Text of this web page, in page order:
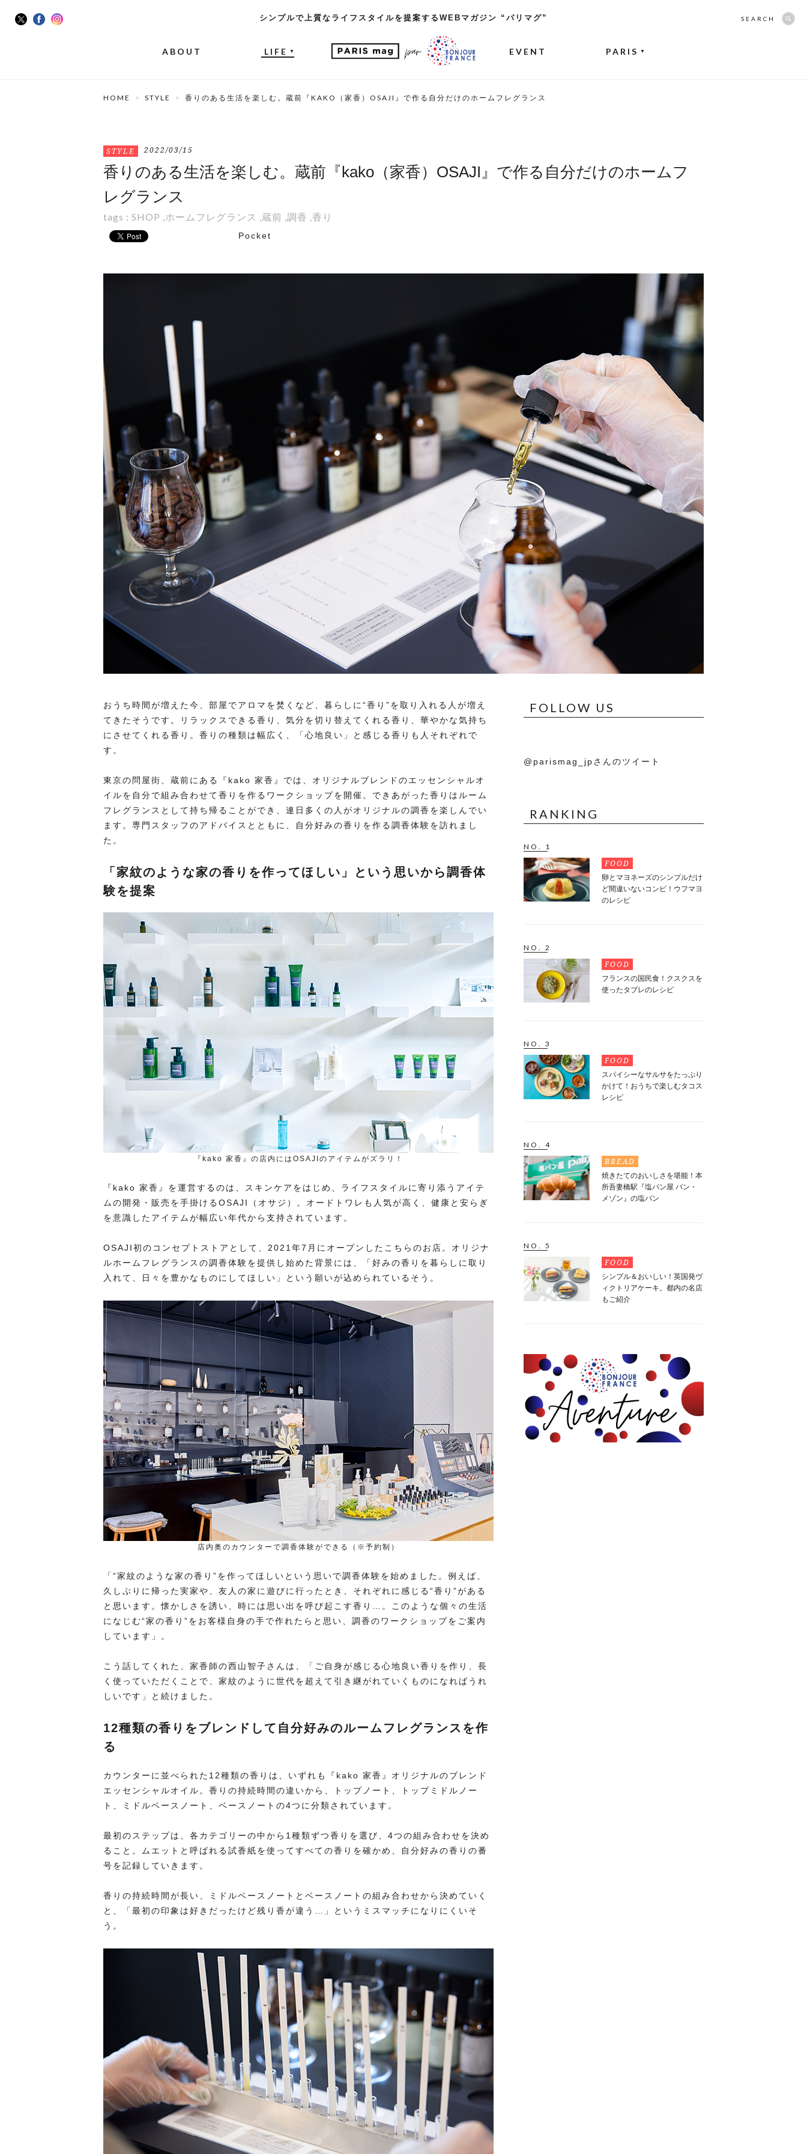
シンプルで上質なライフスタイルを提案するWEBマガジン “パリマグ”
ABOUT LIFE ▼ EVENT PARIS ▼
SEARCH
HOME STYLE 香りのある生活を楽しむ。蔵前『KAKO（家香）OSAJI』で作る自分だけのホームフレグランス
STYLE 2022/03/15
香りのある生活を楽しむ。蔵前『kako（家香）OSAJI』で作る自分だけのホームフ
レグランス
tags : SHOP ,ホームフレグランス ,蔵前 ,調香 ,香り
Pocket
おうち時間が増えた今、部屋でアロマを焚くなど、暮らしに“香り”を取り入れる人が増え
てきたそうです。リラックスできる香り、気分を切り替えてくれる香り、華やかな気持ち
にさせてくれる香り。香りの種類は幅広く、「心地良い」と感じる香りも人それぞれで
す。
東京の問屋街、蔵前にある『kako 家香』では、オリジナルブレンドのエッセンシャルオ
イルを自分で組み合わせて香りを作るワークショップを開催。できあがった香りはルーム
フレグランスとして持ち帰ることができ、連日多くの人がオリジナルの調香を楽しんでい
ます。専門スタッフのアドバイスとともに、自分好みの香りを作る調香体験を訪れまし
た。
「家紋のような家の香りを作ってほしい」という思いから調香体
験を提案
『kako 家香』の店内にはOSAJIのアイテムがズラリ！
『kako 家香』を運営するのは、スキンケアをはじめ、ライフスタイルに寄り添うアイテ
ムの開発・販売を手掛けるOSAJI（オサジ）。オードトワレも人気が高く、健康と安らぎ
を意識したアイテムが幅広い年代から支持されています。
OSAJI初のコンセプトストアとして、2021年7月にオープンしたこちらのお店。オリジナ
ルホームフレグランスの調香体験を提供し始めた背景には、「好みの香りを暮らしに取り
入れて、日々を豊かなものにしてほしい」という願いが込められているそう。
店内奥のカウンターで調香体験ができる（※予約制）
「“家紋のような家の香り”を作ってほしいという思いで調香体験を始めました。例えば、
久しぶりに帰った実家や、友人の家に遊びに行ったとき、それぞれに感じる“香り”がある
と思います。懐かしさを誘い、時には思い出を呼び起こす香り…。このような個々の生活
になじむ“家の香り”をお客様自身の手で作れたらと思い、調香のワークショップをご案内
しています」。
こう話してくれた、家香師の西山智子さんは、「ご自身が感じる心地良い香りを作り、長
く使っていただくことで、家紋のように世代を超えて引き継がれていくものになればうれ
しいです」と続けました。
12種類の香りをブレンドして自分好みのルームフレグランスを作
る
カウンターに並べられた12種類の香りは、いずれも『kako 家香』オリジナルのブレンド
エッセンシャルオイル。香りの持続時間の違いから、トップノート、トップミドルノー
ト、ミドルベースノート、ベースノートの4つに分類されています。
最初のステップは、各カテゴリーの中から1種類ずつ香りを選び、4つの組み合わせを決め
ること。ムエットと呼ばれる試香紙を使ってすべての香りを確かめ、自分好みの香りの番
号を記録していきます。
香りの持続時間が長い、ミドルベースノートとベースノートの組み合わせから決めていく
と、「最初の印象は好きだったけど残り香が違う…」というミスマッチになりにくいそ
う。
FOLLOW US
@parismag_jpさんのツイート
RANKING
NO. 1
FOOD
卵とマヨネーズのシンプルだけ
ど間違いないコンビ！ウフマヨ
のレシピ
NO. 2
FOOD
フランスの国民食！クスクスを
使ったタブレのレシピ
NO. 3
FOOD
スパイシーなサルサをたっぷり
かけて！おうちで楽しむタコス
レシピ
NO. 4
BREAD
焼きたてのおいしさを堪能！本
所吾妻橋駅『塩パン屋 パン・
メゾン』の塩パン
NO. 5
FOOD
シンプル＆おいしい！英国発ヴ
ィクトリアケーキ。都内の名店
もご紹介